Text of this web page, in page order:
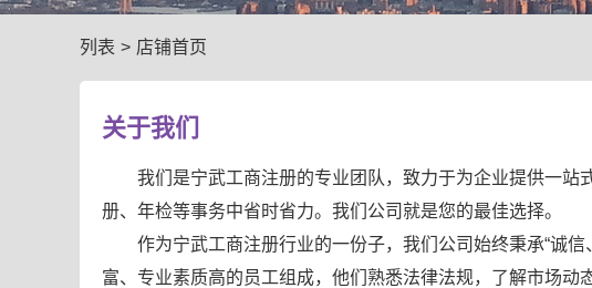
列表 > 店铺首页
关于我们
我们是宁武工商注册的专业团队，致力于为企业提供一
册、年检等事务中省时省力。我们公司就是您的最佳选择。
作为宁武工商注册行业的一份子，我们公司始终秉承“诚
富、专业素质高的员工组成，他们熟悉法律法规，了解市场动